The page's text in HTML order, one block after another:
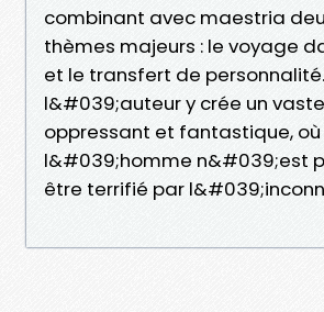
combinant avec maestria
thèmes majeurs : le voyage
et le transfert de
l&#039;auteur y crée un
oppressant et fantastique, où
l&#039;homme n&#039;est
être terrifié par